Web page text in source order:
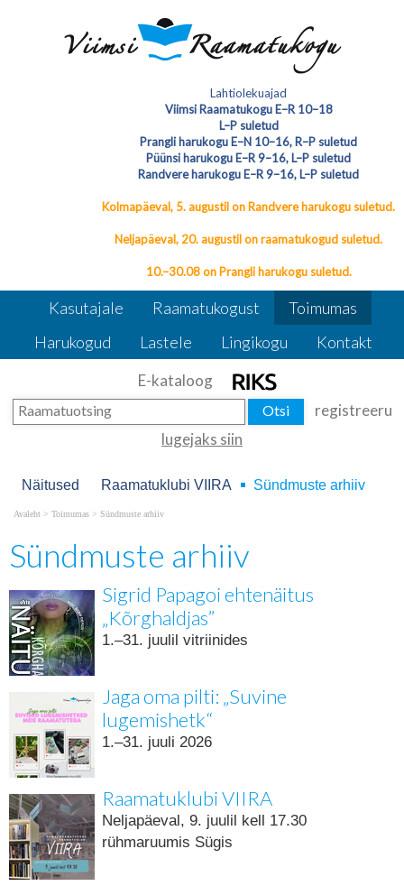
Sündmuste arhiiv
Sündmuste arhiivLahtiolekuajad
Viimsi Raamatukogu E–R 10–18
L–P suletud
Prangli harukogu E–N 10–16, R–P suletud
Püünsi harukogu E–R 9–16, L–P suletud
Randvere harukogu E–R 9–16, L–P suletud
Kolmapäeval, 5. augustil on Randvere harukogu suletud.
Neljapäeval, 20. augustil on raamatukogud suletud.
10.–30.08 on Prangli harukogu suletud.
Kasutajale Raamatukogust
Toimumas
Harukogud
Lastele Lingikogu Kontakt
E-kataloog
registreeru
lugejaks siin
Näitused Raamatuklubi VIIRA Sündmuste arhiiv
Avaleht > Toimumas > Sündmuste arhiiv
Sündmuste arhiiv
Sigrid Papagoi ehtenäitus
„Kõrghaldjas”
1.–31. juulil vitriinides
Jaga oma pilti: „Suvine
lugemishetk“
1.–31. juuli 2026
Raamatuklubi VIIRA
Neljapäeval, 9. juulil kell 17.30
rühmaruumis Sügis